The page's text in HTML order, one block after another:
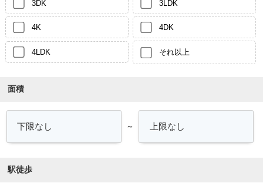
3DK 3LDK
4K 4DK
4LDK それ以上
面積
～
駅徒歩